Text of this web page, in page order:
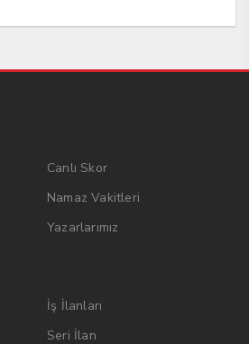
Canlı Skor
Namaz Vakitleri
Yazarlarımız
İş İlanları
Seri İlan